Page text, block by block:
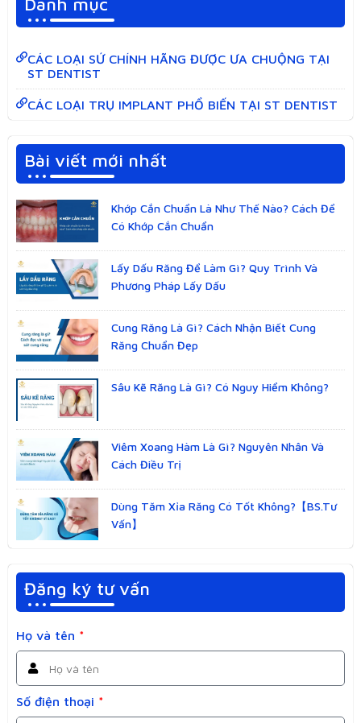
CÁC LOẠI SỨ CHÍNH HÃNG ĐƯỢC ƯA CHUỘNG TẠI
ST DENTIST
CÁC LOẠI TRỤ IMPLANT PHỔ BIẾN TẠI ST DENTIST
Bài viết mới nhất
Khớp Cắn Chuẩn Là Như Thế Nào? Cách Để
Có Khớp Cắn Chuẩn
Lấy Dấu Răng Để Làm Gì? Quy Trình Và
Phương Pháp Lấy Dấu
Cung Răng Là Gì? Cách Nhận Biết Cung
Răng Chuẩn Đẹp
Sâu Kẽ Răng Là Gì? Có Nguy Hiểm Không?
Viêm Xoang Hàm Là Gì? Nguyên Nhân Và
Cách Điều Trị
Dùng Tăm Xỉa Răng Có Tốt Không?【BS.Tư
Vấn】
Đăng ký tư vấn
Họ và tên *
Số điện thoại *